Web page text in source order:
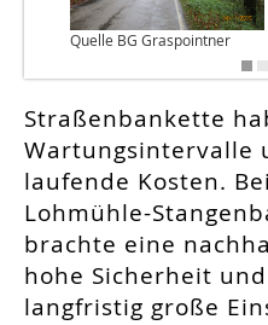
Quelle BG Graspointner
Straßenbankette
Wartungsintervalle
laufende Kosten.
Lohmühle-
brachte eine
hohe Sicherheit
langfristig große